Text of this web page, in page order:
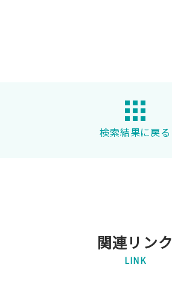
検索結果に戻る
関連リンク
LINK